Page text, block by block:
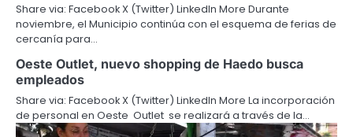
Share via: Facebook X (Twitter) LinkedIn More Durante
noviembre, el Municipio continúa con el esquema de ferias de
cercanía para…
Oeste Outlet, nuevo shopping de Haedo busca
empleados
Share via: Facebook X (Twitter) LinkedIn More La incorporación
de personal en Oeste Outlet se realizará a través de la…